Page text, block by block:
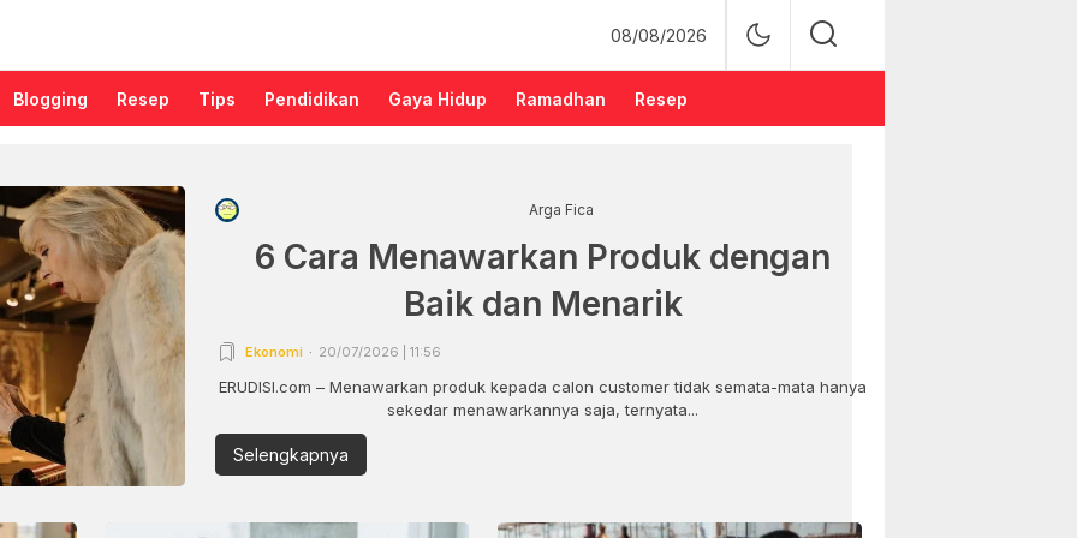
08/08/2026
Blogging Resep Tips Pendidikan Gaya Hidup Ramadhan Resep
Arga Fica
6 Cara Menawarkan Produk dengan
Baik dan Menarik
Ekonomi 20/07/2026 | 11:56
ERUDISI.com – Menawarkan produk kepada calon customer tidak semata-mata hanya
sekedar menawarkannya saja, ternyata...
Selengkapnya